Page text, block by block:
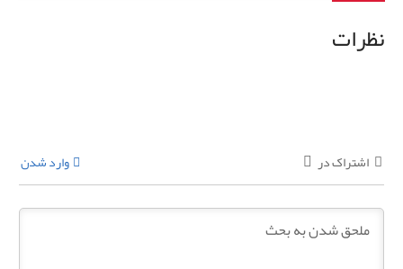
نظرات
اشتراک در وارد شدن